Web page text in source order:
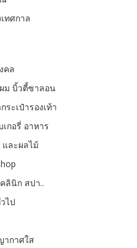
ทศกาล
คล
ม บิ้วตี้ซาลอน
ะเป๋ารองเท้า
กอรี่ อาหาร
และผลไม้
ลินิก สปา..
ไป
กาศใส